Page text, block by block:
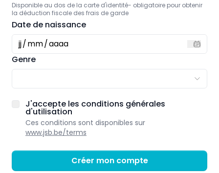
Disponible au dos de la carte d'identité- obligatoire pour obtenir
la déduction fiscale des frais de garde
Date de naissance
jj/mm/aaaa
Genre
J'accepte les conditions générales
d'utilisation
Ces conditions sont disponibles sur
www.jsb.be/terms
Créer mon compte